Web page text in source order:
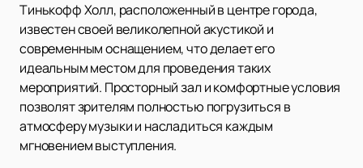
Тинькофф Холл, расположенный в центре города,
известен своей великолепной акустикой и
современным оснащением, что делает его
идеальным местом для проведения таких
мероприятий. Просторный зал и комфортные условия
позволят зрителям полностью погрузиться в
атмосферу музыки и насладиться каждым
мгновением выступления.